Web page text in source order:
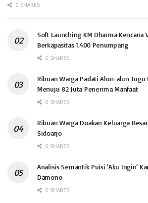
0 SHARES
Soft Launching KM Dharma Kencana
Berkapasitas 1.400 Penumpang
0 SHARES
Ribuan Warga Padati Alun-alun Tugu
Menuju 82 Juta Penerima Manfaat
0 SHARES
Ribuan Warga Doakan Keluarga
Sidoarjo
0 SHARES
Analisis Semantik Puisi ‘Aku Ingin’
Damono
0 SHARES